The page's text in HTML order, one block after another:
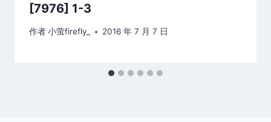
[7976] 1-3
作者小萤firefly_ 2016 年 7 月 7 日